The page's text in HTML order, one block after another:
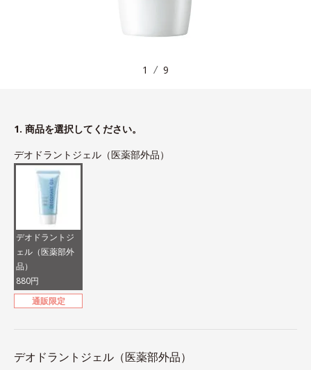
1 9
1. 商品を選択してください。
デオドラントジェル（医薬部外品）
デオドラントジ
ェル（医薬部外
品）
880円
通販限定
デオドラントジェル（医薬部外品）